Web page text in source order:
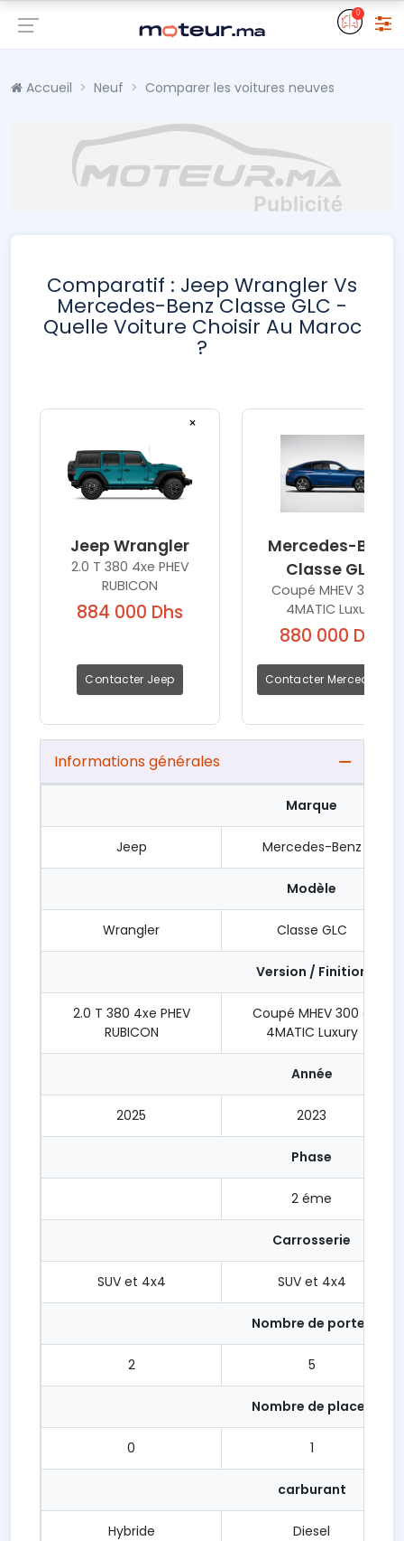
0
Accueil Neuf Comparer les voitures neuves
Comparatif : Jeep Wrangler Vs
Mercedes-Benz Classe GLC -
Quelle Voiture Choisir Au Maroc
?
×
Jeep Wrangler
2.0 T 380 4xe PHEV
RUBICON
884 000 Dhs
Contacter Jeep
Mercedes-Benz
Classe GLC
Coupé MHEV 300 d
4MATIC Luxury
880 000 Dhs
Contacter Mercedes-
Informations générales
Marque
Jeep Mercedes-Benz
Modèle
Wrangler Classe GLC
Version / Finition
2.0 T 380 4xe PHEV
RUBICON
Coupé MHEV 300 d
4MATIC Luxury
Année
2025 2023
Phase
2 éme
Carrosserie
SUV et 4x4 SUV et 4x4
Nombre de portes
2 5
Nombre de places
0 1
carburant
Hybride Diesel